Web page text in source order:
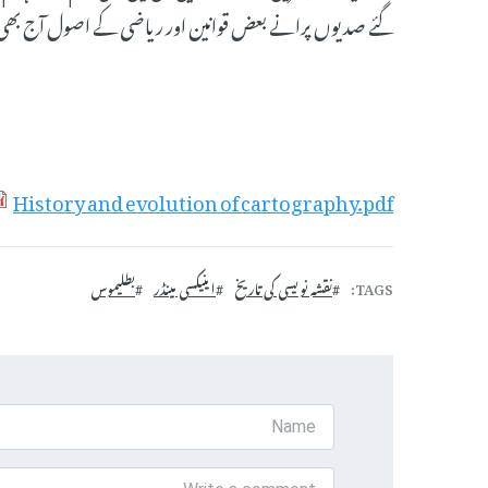
گئے صدیوں پرانے بعض قوانین اور ریاضی کے اصول آج
History and evolution of cartography.pdf
TAGS نقشہ نویسی کی تاریخ اینیکسی مینڈر بطلیموس